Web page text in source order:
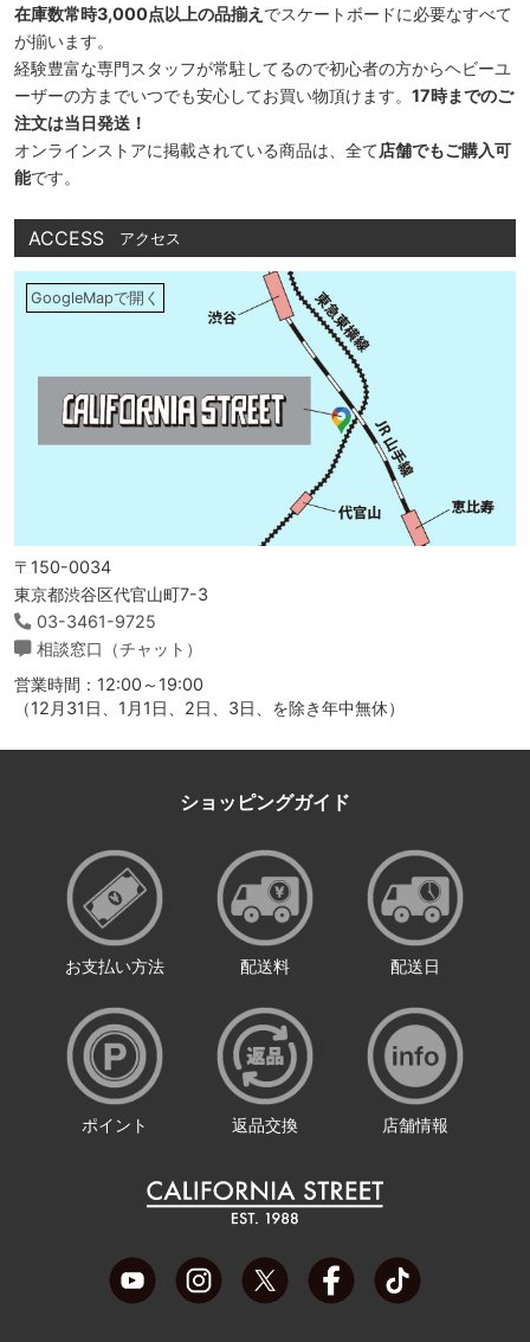
在庫数常時3,000点以上の品揃え でスケートボードに必要なすべて
が揃います。
経験豊富な専門スタッフが常駐してるので初心者の方からヘビーユ
ーザーの方までいつでも安心してお買い物頂けます。 17時までのご
注文は当日発送！
オンラインストアに掲載されている商品は、全て店舗でもご購入可
能です。
ACCESS アクセス
GoogleMapで開く
〒150-0034
東京都渋谷区代官山町7-3
03-3461-9725
相談窓口（チャット）
営業時間：12:00～19:00
（12月31日、1月1日、2日、3日、を除き年中無休）
ショッピングガイド
お支払い方法 配送料 配送日
ポイント 返品交換 店舗情報